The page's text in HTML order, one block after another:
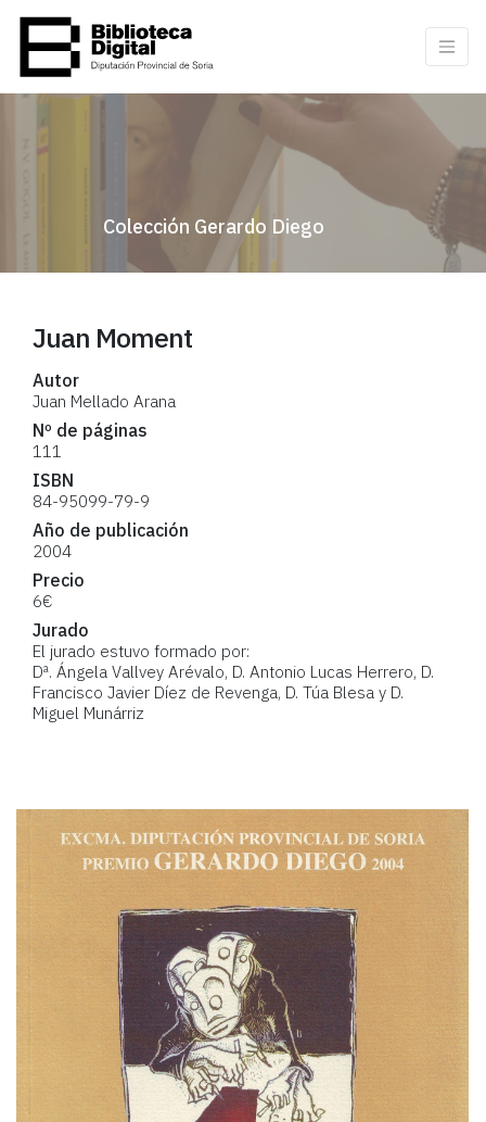
Colección Gerardo Diego
Juan Moment
Autor
Juan Mellado Arana
Nº de páginas
111
ISBN
84-95099-79-9
Año de publicación
2004
Precio
6€
Jurado
El jurado estuvo formado por:
Dª. Ángela Vallvey Arévalo, D. Antonio Lucas Herrero, D.
Francisco Javier Díez de Revenga, D. Túa Blesa y D.
Miguel Munárriz